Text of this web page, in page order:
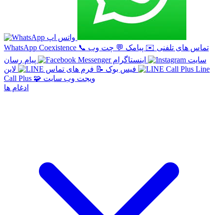
WhatsApp Coexistence 📞 تماس های تلفنی ✉️ پیامک 💬 چت وب
سایت
اینستاگرام
پیام رسان
فیس بوک 📝 فرم های تماس
Line
Call Plus 🧩 ویجت وب سایت
ادغام ها